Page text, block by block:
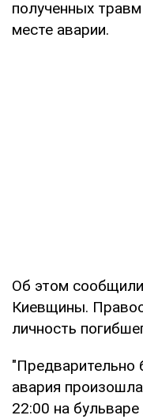
полученных
месте аварии.
Об этом
Киевщины.
личность
"Предварительно
авария
22:00 на